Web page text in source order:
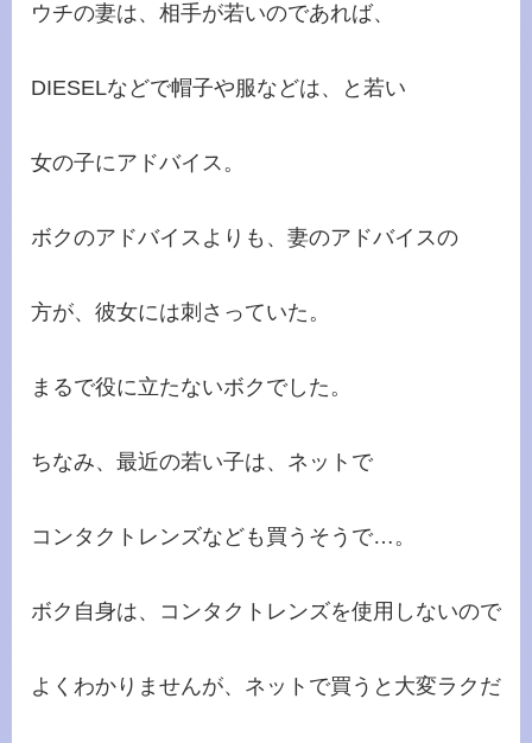
ウチの妻は、相手が若いのであれば、
DIESELなどで帽子や服などは、と若い
女の子にアドバイス。
ボクのアドバイスよりも、妻のアドバイスの
方が、彼女には刺さっていた。
まるで役に立たないボクでした。
ちなみ、最近の若い子は、ネットで
コンタクトレンズなども買うそうで…。
ボク自身は、コンタクトレンズを使用しないので
よくわかりませんが、ネットで買うと大変ラクだ